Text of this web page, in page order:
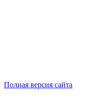
Полная версия сайта